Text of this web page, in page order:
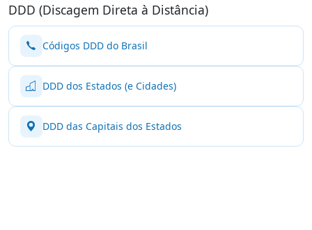
DDD (Discagem Direta à Distância)
Códigos DDD do Brasil
DDD dos Estados (e Cidades)
DDD das Capitais dos Estados